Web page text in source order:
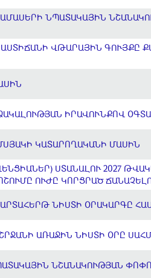
ՆՊԱՏԱԿԱՅԻՆ
ՎԹԱՐԱՅԻՆ ԳՈՒՅՔԸ
ԻՐԱՎՈՒՆՔՈՎ
ԿԱՏԱՐՈՂԱԿԱՆԻ ՄԱՍԻՆ
ՍՏԱՆԱԼՈՒ 2027
ՈՒԺԸ ԿՈՐՑՐԱԾ
ՆԻՍՏԻ ՕՐԱԿԱՐԳԸ
ԱՌԱՋԻՆ ՆԻՍՏԻ ՕՐԸ
ՆՇԱՆԱԿՈՒԹՅԱՆ